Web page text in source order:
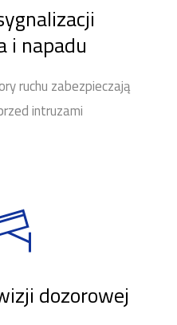
i napadu
ruchu zabezpieczają
intruzami
dozorowej